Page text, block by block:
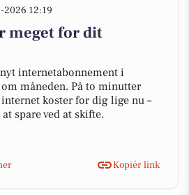
2026 12:19
meget for dit
internetabonnement i
måneden. På to minutter
koster for dig lige nu –
spare ved at skifte.
Kopiér link